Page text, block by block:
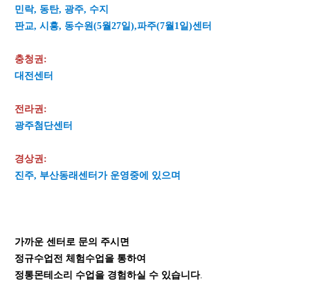
민락, 동탄, 광주, 수지
판교, 시흥, 동수원(5월27일),파주(7월1일)센터
충청권:
대전센터
전라권:
광주첨단센터
경상권:
진주, 부산동래센터가 운영중에 있으며
가까운 센터로 문의 주시면
정규수업전 체험수업을 통하여
정통몬테소리 수업을 경험하실 수 있습니다.